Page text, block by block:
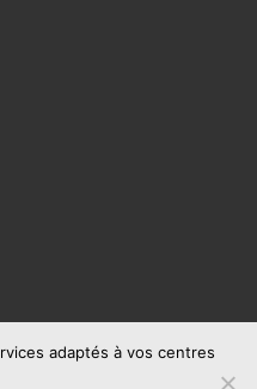
adaptés à vos centres